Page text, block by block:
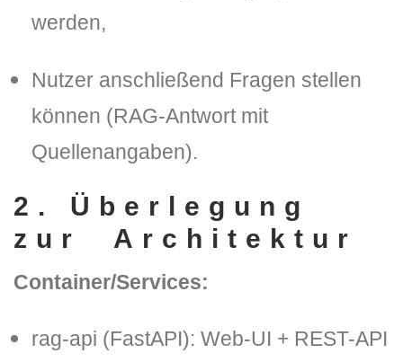
Hilfe
Versionsinformationen
werden,
Nutzer anschließend Fragen stellen
können (RAG-Antwort mit
Quellenangaben).
2. Überlegung
zur Architektur
Container/Services:
rag-api (FastAPI): Web-UI + REST-API